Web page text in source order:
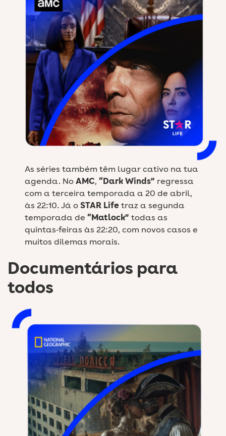
As séries também têm lugar cativo na tua
agenda. NoAMC, “Dark Winds” regressa
com a terceira temporada a 20 de abril,
às 22:10. Já oSTAR Lifetraz a segunda
temporada de “Matlock” todas as
quintas‑feiras às 22:20, com novos casos e
muitos dilemas morais.
Documentários para
todos